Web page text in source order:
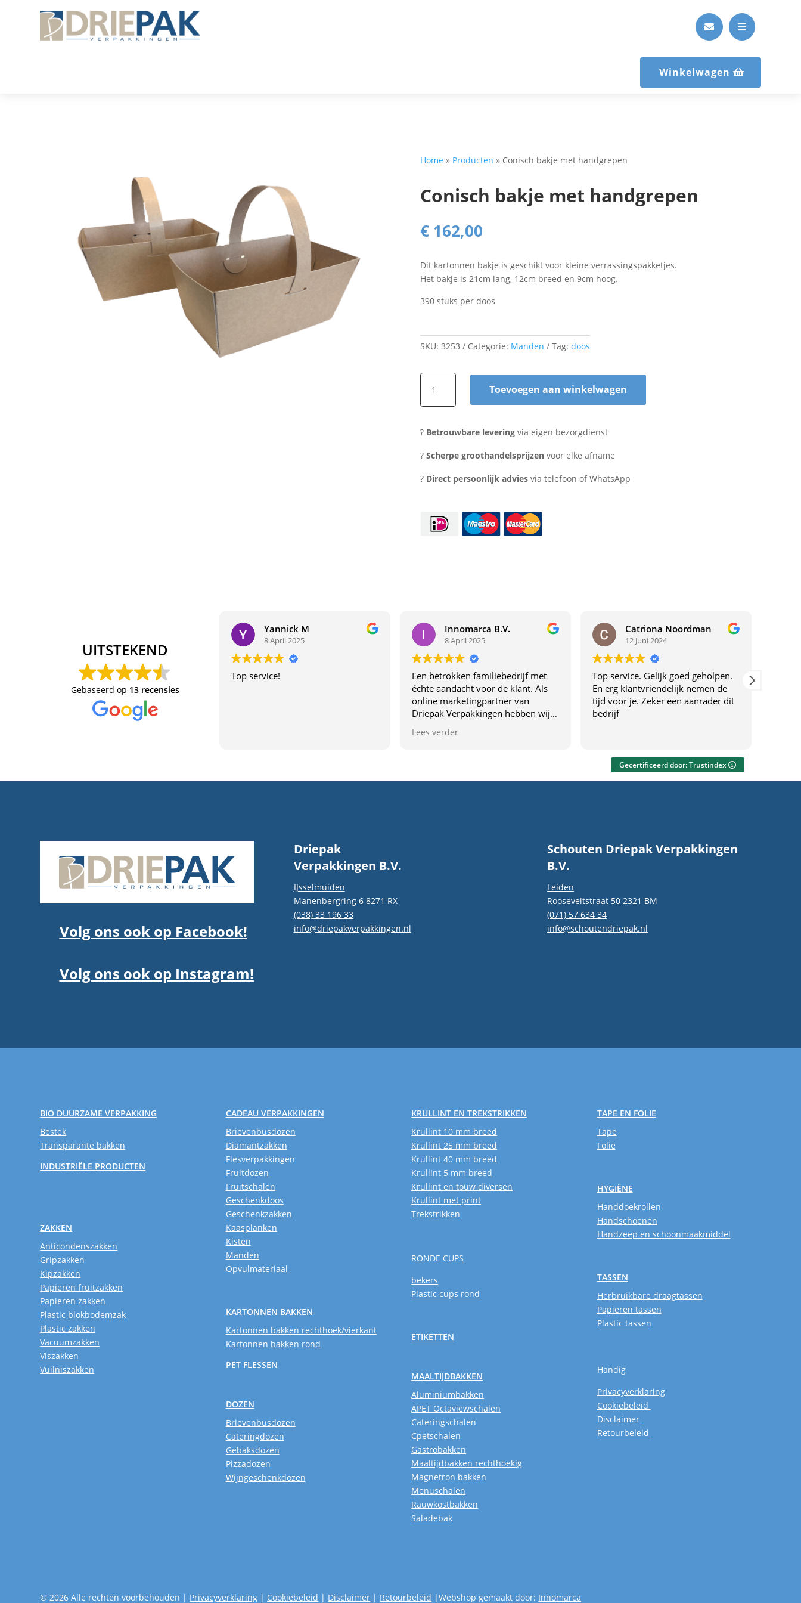
 
Winkelwagen
Home » Producten » Conisch bakje met handgrepen
Conisch bakje met handgrepen
€ 162,00
Dit kartonnen bakje is geschikt voor kleine verrassingspakketjes.
Het bakje is 21cm lang, 12cm breed en 9cm hoog.
390 stuks per doos
SKU:3253 Categorie: Manden Tag:doos
bakje
met
aantal
Toevoegen aan winkelwagen
? Betrouwbare levering via eigen bezorgdienst
?Scherpe groothandelsprijzen voor elke afname
? Direct persoonlijk advies via telefoon of WhatsApp
UITSTEKEND
Gebaseerd op 13 recensies
Yannick M
8 April 2025
Top service!
Innomarca B.V.
8 April 2025
Een betrokken familiebedrijf met
échte aandacht voor de klant. Als
online marketingpartner van
Driepak Verpakkingen hebben wij
uniek maakt. Dit familiebedrijf
Lees verder
Catriona Noordman
12 Juni 2024
Top service. Gelijk goed geholpen.
En erg klantvriendelijk nemen de
tijd voor je. Zeker een aanrader dit
bedrijf
Gecertificeerd door: Trustindex
Volg ons ook op Facebook!
Volg ons ook op Instagram!
Driepak
Verpakkingen B.V.
IJsselmuiden
Manenbergring 6 8271 RX
(038) 33 196 33
info@driepakverpakkingen.nl
Schouten Driepak Verpakkingen
B.V.
Leiden
Rooseveltstraat 50 2321 BM
(071) 57 634 34
info@schoutendriepak.nl
BIO DUURZAME VERPAKKING
Bestek
Transparante bakken
INDUSTRIËLE PRODUCTEN
ZAKKEN
Anticondenszakken
Gripzakken
Kipzakken
Papieren fruitzakken
Papieren zakken
Plastic blokbodemzak
Plastic zakken
Vacuumzakken
Viszakken
Vuilniszakken
CADEAU VERPAKKINGEN
Brievenbusdozen
Diamantzakken
Flesverpakkingen
Fruitdozen
Fruitschalen
Geschenkdoos
Geschenkzakken
Kaasplanken
Kisten
Manden
Opvulmateriaal
KARTONNEN BAKKEN
Kartonnen bakken rechthoek/vierkant
Kartonnen bakken rond
PET FLESSEN
DOZEN
Brievenbusdozen
Cateringdozen
Gebaksdozen
Pizzadozen
Wijngeschenkdozen
KRULLINT EN TREKSTRIKKEN
Krullint 10 mm breed
Krullint 25 mm breed
Krullint 40 mm breed
Krullint 5 mm breed
Krullint en touw diversen
Krullint met print
Trekstrikken
RONDE CUPS
bekers
Plastic cups rond
ETIKETTEN
MAALTIJDBAKKEN
Aluminiumbakken
APET Octaviewschalen
Cateringschalen
Cpetschalen
Gastrobakken
Maaltijdbakken rechthoekig
Magnetron bakken
Menuschalen
Rauwkostbakken
Saladebak
TAPE EN FOLIE
Tape
Folie
HYGIËNE
Handdoekrollen
Handschoenen
Handzeep en schoonmaakmiddel
TASSEN
Herbruikbare draagtassen
Papieren tassen
Plastic tassen
Handig
Privacyverklaring
Cookiebeleid
Disclaimer
Retourbeleid
© 2026 Alle rechten voorbehouden | Privacyverklaring | Cookiebeleid | Disclaimer | Retourbeleid |Webshop gemaakt door: Innomarca